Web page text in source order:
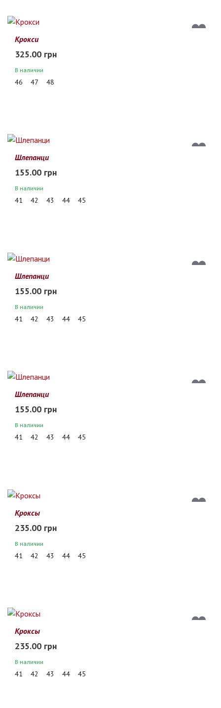
Крокси
325.00 грн
В наличии
46 47 48
Шлепанци
155.00 грн
В наличии
41 42 43 44 45
Шлепанци
155.00 грн
В наличии
41 42 43 44 45
Шлепанци
155.00 грн
В наличии
41 42 43 44 45
Кроксы
235.00 грн
В наличии
41 42 43 44 45
Кроксы
235.00 грн
В наличии
41 42 43 44 45